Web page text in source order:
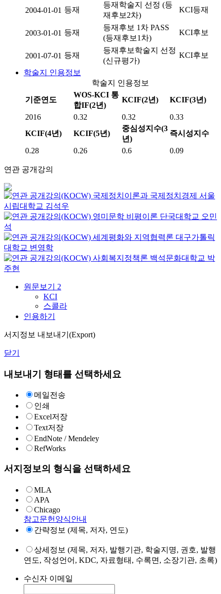
2004-01-01 등재
등재학술지 선정 (등
재후보2차)
KCI등재
2003-01-01 등재
등재후보 1차 PASS
(등재후보1차)
KCI후보
2001-07-01 등재
등재후보학술지 선정
(신규평가)
KCI후보
학술지 인용정보
학술지 인용정보
기준연도
WOS-KCI 통
합IF(2년)
KCIF(2년) KCIF(3년)
2016 0.32 0.32
0.33
KCIF(4년)
KCIF(5년)
중심성지수(3
년)
즉시성지수
0.28 0.26 0.6 0.09
연관 공개강의
국제정치이론과 국제정치경제 서울
시립대학교 김석우
영미문학 비평이론 단국대학교 오민
석
세계평화와 지역협력론 대구가톨릭
대학교 변영학
사회복지정책론 백석문화대학교 박
주현
원문보기 2
KCI
스콜라
인용하기
서지정보 내보내기(Export)
닫기
내보내기 형태를 선택하세요
메일전송
인쇄
Excel저장
Text저장
EndNote / Mendeley
RefWorks
서지정보의 형식을 선택하세요
MLA
APA
Chicago
참고문헌양식안내
간략정보 (제목, 저자, 연도)
상세정보 (제목, 저자, 발행기관, 학술지명, 권호, 발행
연도, 작성언어, KDC, 자료형태, 수록면, 소장기관, 초록)
수신자 이메일